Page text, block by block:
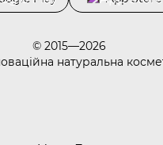
© 2015—2026
натуральна